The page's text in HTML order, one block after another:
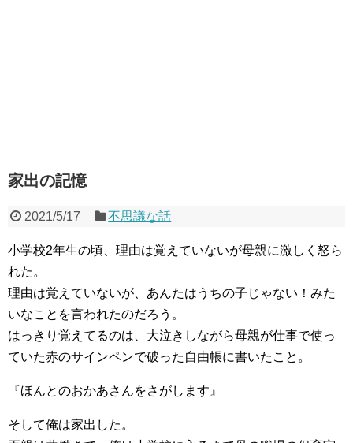
家出の記憶
2021/5/17 不思議な話
小学校2年生の頃、理由は覚えていないが母親に激しく怒ら
れた。
理由は覚えていないが、あんたはうちの子じゃない！みた
いなことを言われたのだろう。
はっきり覚えてるのは、大泣きしながら母親が仕事で使っ
ていた赤のサインペンで破った自由帳に書いたこと。
『ほんとのおかあさんをさがします』
そして俺は家出した。